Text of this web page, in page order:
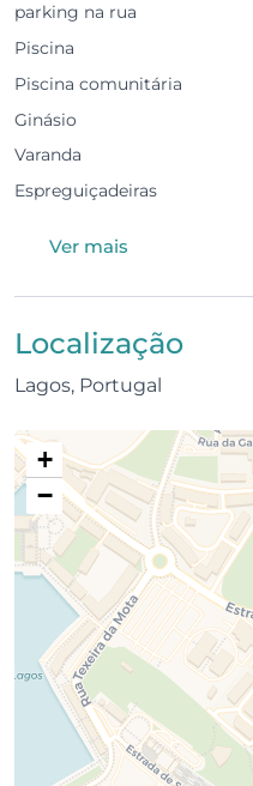
Varanda em todos
Wi-Fi de alta
Comodidades do
250 m da estação
300 m da Marina de
700 m da Praia da
1 km do
1,5 km do centro da
5 km do Boavista
parking na rua
Piscina
Piscina comunitária
Ginásio
Varanda
Espreguiçadeiras
Ver mais
Localização
Lagos, Portugal
+
−